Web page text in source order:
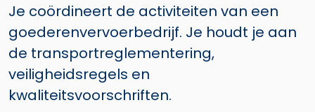
Je coördineert de activiteiten van een
goederenvervoerbedrijf. Je houdt je aan
de transportreglementering,
veiligheidsregels en
kwaliteitsvoorschriften.